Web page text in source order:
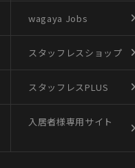
wagaya Jobs
スタッフレスショップ
スタッフレスPLUS
入居者様専用サイト